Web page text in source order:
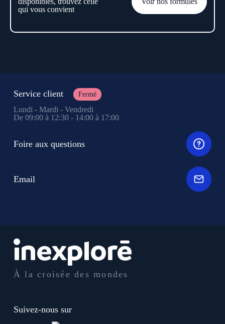
qui vous convient
À la croisée des mondes
Suivez-nous sur
Service client Fermé
Lundi - Mardi - Vendredi
De 09:00 à 12:30 - 14:00 à 17:00
Foire aux questions
Email